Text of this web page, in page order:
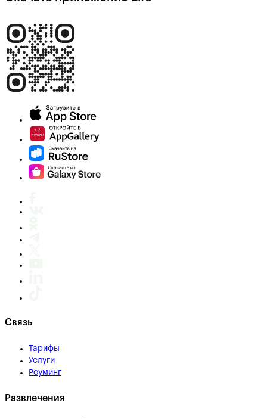
Связь
Тарифы
Услуги
Роуминг
Развлечения